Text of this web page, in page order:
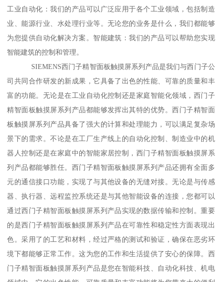
工业自动化：我们的产品可以广泛应用于各个工业领域，包括制造
业、能源行业、水处理行业等。无论您的业务是什么，我们都能够
为您提供自动化解决方案。智能建筑：我们的产品可以帮助您实现
智能建筑的控制和管理。
SIEMENS西门子精智面板触摸屏系列产品是我们与西门子公
司共同合作研发的新成果，它具备了出色的性能、可靠的质量和丰
富的功能。无论是在工业自动化控制还是家庭智能化领域，西门子
精智面板触摸屏系列产品都能够发挥出其特的优势。西门子精智面
板触摸屏系列产品具备了强大的计算和处理能力，可以满足复杂场
景下的需求。不论是在工厂生产线上的自动化控制、制造业中的机
器人控制还是在家庭中的智能家居控制，西门子精智面板触摸屏系
列产品都能够胜任。西门子精智面板触摸屏系列产品还拥有全面多
元的通信接口功能，实现了与其他设备的无缝对接。无论是与传感
器、执行器、远程监控系统还是与其他智能设备的连接，您都可以
通过西门子精智面板触摸屏系列产品实现的数据传输和控制。重要
的是西门子精智面板触摸屏系列产品在可靠性和稳定性方面表现出
色。采用了的工艺和材料，经过严格的测试和验证，确保在恶劣环
境下都能够正常工作。这为您的工作和生活提供了安心的保障。西
门子精智面板触摸屏系列产品是您在智能科技、自动化科技、机电